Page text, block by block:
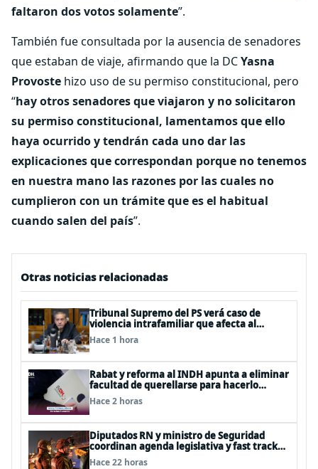
faltaron dos votos solamente”.
También fue consultada por la ausencia de senadores
que estaban de viaje, afirmando que la DCYasna
Provoste hizo uso de su permiso constitucional, pero
“hay otros senadores que viajaron y no solicitaron
su permiso constitucional, lamentamos que ello
haya ocurrido y tendrán cada uno dar las
explicaciones que correspondan porque no tenemos
en nuestra mano las razones por las cuales no
cumplieron con un trámite que es el habitual
cuando salen del país”.
Otras noticias relacionadas
Tribunal Supremo del PS verá caso de
violencia intrafamiliar que afecta al
senador Fidel Espinoza
Hace 1 hora
Rabat y reforma al INDH apunta a eliminar
facultad de querellarse para hacerlo
“consultivo”
Hace 2 horas
Diputados RN y ministro de Seguridad
coordinan agenda legislativa y fast track
de proyectos
Hace 22 horas